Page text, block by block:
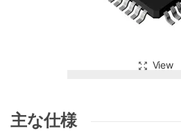
View
主な仕様